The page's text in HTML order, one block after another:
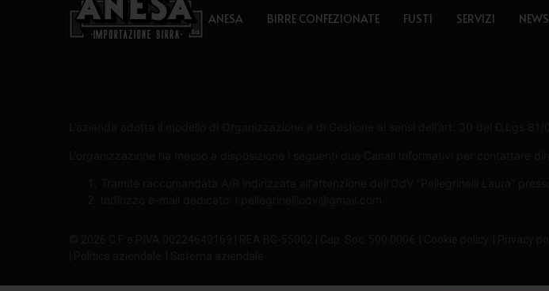
ANESA BIRRE CONFEZIONATE FUSTI SERVIZI NEWS